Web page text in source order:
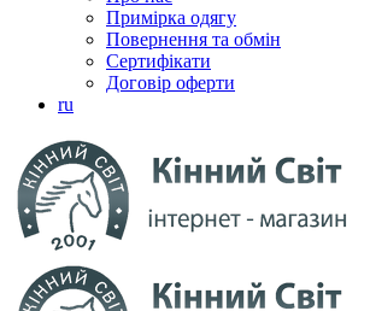
Примірка одягу
Повернення та обмін
Сертифікати
Договір оферти
ru